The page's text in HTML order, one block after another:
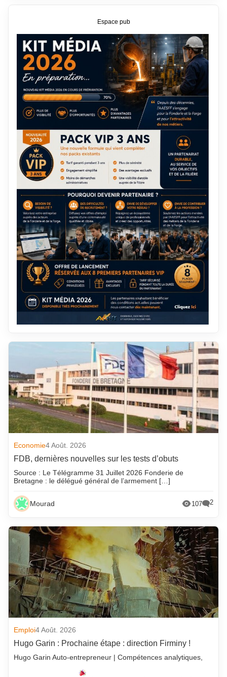
Economie4 Août. 2026
FDB, dernières nouvelles sur les tests d’obuts
Source : Le Télégramme 31 Juillet 2026 Fonderie de
Bretagne : le délégué général de l’armement […]
Mourad 107 2
Emploi4 Août. 2026
Hugo Garin : Prochaine étape : direction Firminy !
Hugo Garin Auto-entrepreneur | Compétences analytiques,
Espace pub